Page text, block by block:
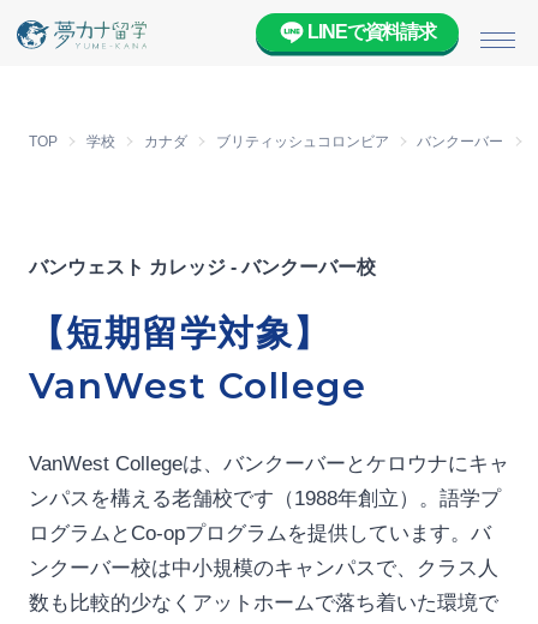
メ
LINEで資料請求
TOP 学校 カナダ ブリティッシュコロンビア バンクーバー
バンウェスト カレッジ - バンクーバー校
【短期留学対象】
VanWest College
VanWest Collegeは、バンクーバーとケロウナにキャ
ンパスを構える老舗校です（1988年創立）。語学プ
ログラムとCo-opプログラムを提供しています。バ
ンクーバー校は中小規模のキャンパスで、クラス人
数も比較的少なくアットホームで落ち着いた環境で